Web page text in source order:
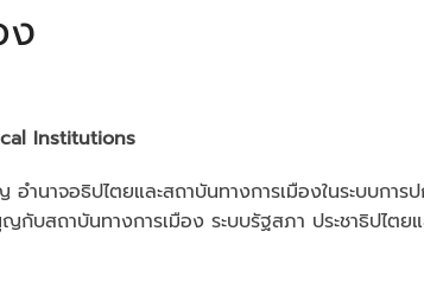
ง
Institutions
าจอธิปไตยและสถาบันทางการเมืองในระบบการ
บสถาบันทางการเมือง ระบบรัฐสภา ประชาธิปไตย